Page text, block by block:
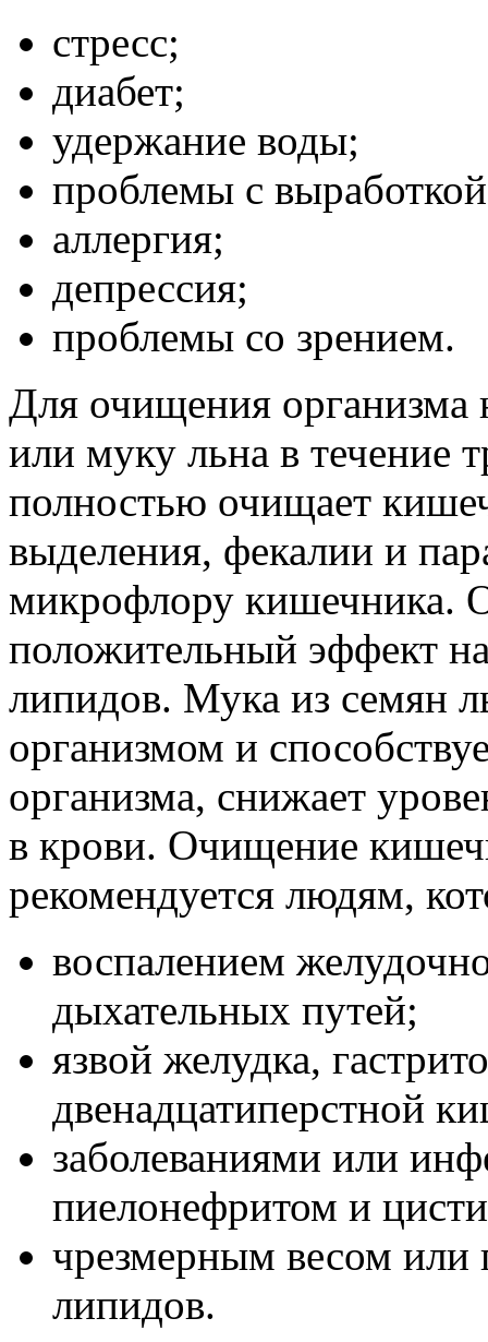
стресс;
диабет;
удержание воды;
проблемы с
аллергия;
депрессия;
проблемы со зрением.
Для очищения организма
или муку льна в течение
полностью очищает
выделения, фекалии и
микрофлору кишечника.
положительный эффект
липидов. Мука из семян
организмом и
организма, снижает
в крови. Очищение
рекомендуется людям,
воспалением
дыхательных путей;
язвой желудка,
двенадцатиперстной
заболеваниями или
пиелонефритом и
чрезмерным весом или
липидов.